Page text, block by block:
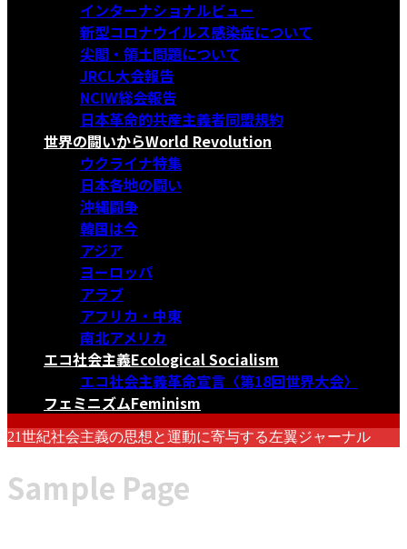
インターナショナルビュー
新型コロナウイルス感染症について
尖閣・領土問題について
JRCL大会報告
NCIW総会報告
日本革命的共産主義者同盟規約
世界の闘いからWorld Revolution
ウクライナ特集
日本各地の闘い
沖縄闘争
韓国は今
アジア
ヨーロッパ
アラブ
アフリカ・中東
南北アメリカ
エコ社会主義Ecological Socialism
エコ社会主義革命宣言〈第18回世界大会〉
フェミニズムFeminism
21世紀社会主義の思想と運動に寄与する左翼ジャーナル
Sample Page